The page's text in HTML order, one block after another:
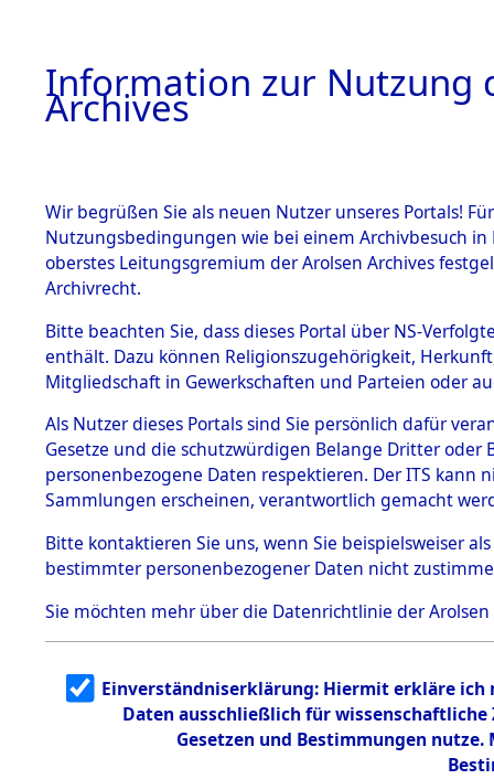
BESTÄNDE
1.
mente
5. Verschiedenes
5.3
Todesmärsche
5.3.1 Alliierte
Erhebungen
zu
Todesmärsch
en
5.3.2
g
5.3.3
Todesmärsch
Ebenried
→0067
Information zur Nutzung
Archives
Wir begrüßen Sie als neuen Nutzer unseres Portals!
Nutzungsbedingungen wie bei einem Archivbesuch
oberstes Leitungsgremium der Arolsen Archives
Archivrecht.
Bitte beachten Sie, dass dieses Portal über NS-
enthält. Dazu können Religionszugehörigkeit,
Mitgliedschaft in Gewerkschaften und Parteien oder
Als Nutzer dieses Portals sind Sie persönlich dafür
Gesetze und die schutzwürdigen Belange Dritter
personenbezogene Daten respektieren. Der ITS
Sammlungen erscheinen, verantwortlich gemacht
Bitte kontaktieren Sie uns, wenn Sie beispielsweiser
bestimmter personenbezogener Daten nicht
Sie möchten mehr über die Datenrichtlinie der Arolsen
Einverständniserklärung: Hiermit erkläre ich
Daten ausschließlich für
Gesetzen und Bestimmungen